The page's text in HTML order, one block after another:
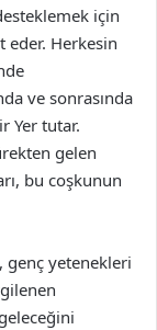
için
eder. Herkesin
ve sonrasında
Yer tutar.
gelen
bu coşkunun
genç yetenekleri